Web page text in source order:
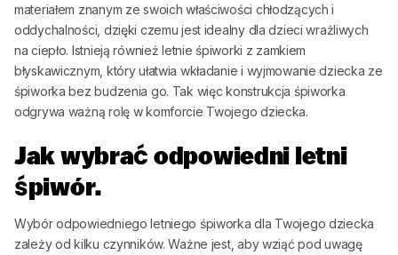
materiałem znanym ze swoich właściwości chłodzących i
oddychalności, dzięki czemu jest idealny dla dzieci wrażliwych
na ciepło. Istnieją również letnie śpiworki z zamkiem
błyskawicznym, który ułatwia wkładanie i wyjmowanie dziecka ze
śpiworka bez budzenia go. Tak więc konstrukcja śpiworka
odgrywa ważną rolę w komforcie Twojego dziecka.
Jak wybrać odpowiedni letni
śpiwór.
Wybór odpowiedniego letniego śpiworka dla Twojego dziecka
zależy od kilku czynników. Ważne jest, aby wziąć pod uwagę